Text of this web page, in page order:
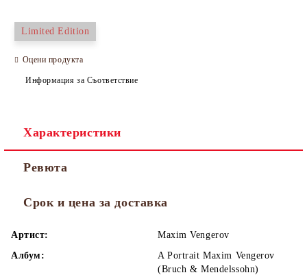
Limited Edition
Оцени продукта
Информация за Съответствие
Характеристики
Ревюта
Срок и цена за доставка
Артист:
Maxim Vengerov
Албум:
A Portrait Maxim Vengerov
(Bruch & Mendelssohn)